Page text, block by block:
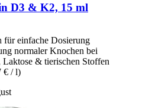
D3 & K2, 15 ml
für einfache Dosierung
normaler Knochen bei
& tierischen Stoffen
€ / l)